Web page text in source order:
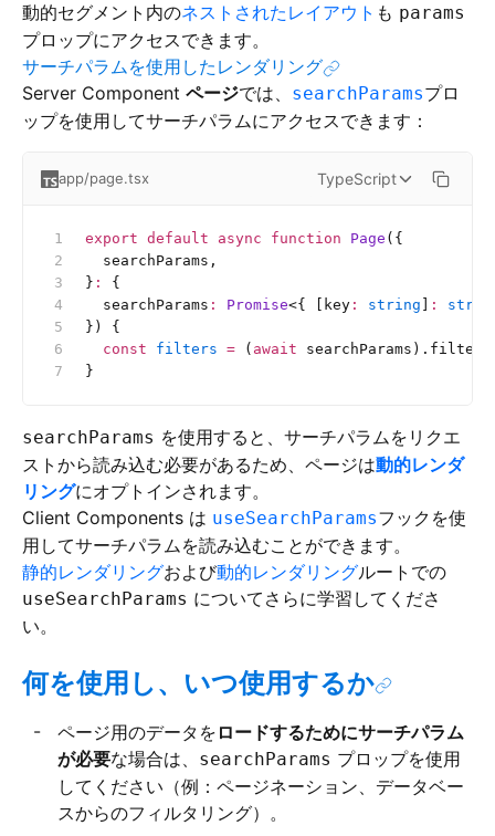
動的セグメント内のネストされたレイアウト も params
プロップにアクセスできます。
サーチパラムを使用したレンダリング
Server Component ページでは、 searchParamsプロ
ップを使用してサーチパラムにアクセスできます：
app/page.tsx TypeScript
export default async function Page ({
  searchParams,
} :
{
  searchParams
: Promise<{ [key : string :
}) {
  const
filters = ( await searchParams).filters
}
searchParams を使用すると、サーチパラムをリクエ
ストから読み込む必要があるため、ページは動的レンダ
リングにオプトインされます。
Client Components は useSearchParamsフックを使
用してサーチパラムを読み込むことができます。
静的レンダリングおよび動的レンダリングルートでの
useSearchParams についてさらに学習してくださ
い。
何を使用し、いつ使用するか
ページ用のデータを ロードするためにサーチパラム
が必要な場合は、 searchParams プロップを使用
してください（例：ページネーション、データベー
スからのフィルタリング）。